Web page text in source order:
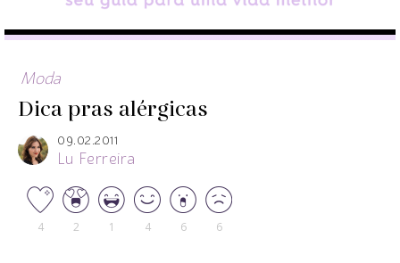
Moda
Dica pras alérgicas
09.02.2011
Lu Ferreira
4 2 1 4 6 6